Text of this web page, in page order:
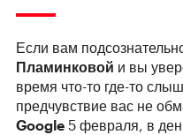
Если вам
Пламинковой и вы
время что-то где-то
предчувствие вас не
Google 5 февраля, в